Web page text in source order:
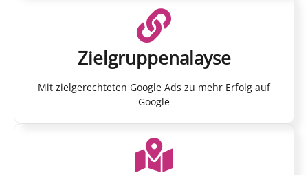
Zielgruppenalayse
Mit zielgerechteten Google Ads zu mehr Erfolg auf
Google